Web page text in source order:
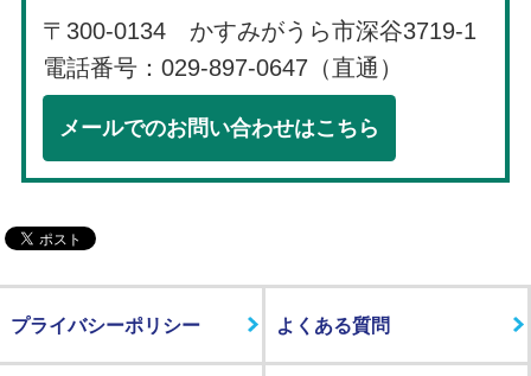
〒300-0134 かすみがうら市深谷3719-1
電話番号：029-897-0647（直通）
メールでのお問い合わせはこちら
プライバシーポリシー よくある質問